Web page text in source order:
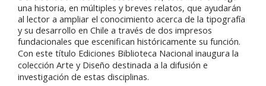
una historia, en múltiples y breves relatos, que ayudarán
al lector a ampliar el conocimiento acerca de la tipografía
y su desarrollo en Chile a través de dos impresos
fundacionales que escenifican históricamente su función.
Con este título Ediciones Biblioteca Nacional inaugura la
colección Arte y Diseño destinada a la difusión e
investigación de estas disciplinas.